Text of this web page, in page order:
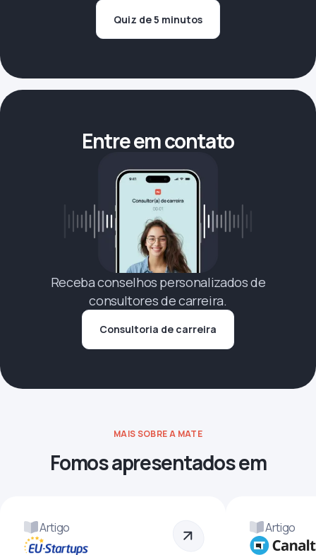
Quiz de 5 minutos
Entre em contato
Receba conselhos personalizados de
consultores de carreira.
Consultoria de carreira
MAIS SOBRE A MATE
Fomos apresentados em
Artigo Artigo